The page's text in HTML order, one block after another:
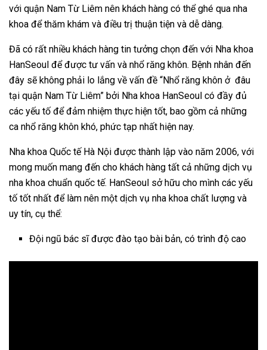
với quận Nam Từ Liêm nên khách hàng có thể ghé qua nha
khoa để thăm khám và điều trị thuận tiện và dễ dàng.
Đã có rất nhiều khách hàng tin tưởng chọn đến với Nha khoa
HanSeoul để được tư vấn và nhổ răng khôn. Bệnh nhân đến
đây sẽ không phải lo lắng về vấn đề “Nhổ răng khôn ở đâu
tại quận Nam Từ Liêm” bởi Nha khoa HanSeoul có đầy đủ
các yếu tố để đảm nhiệm thực hiện tốt, bao gồm cả những
ca nhổ răng khôn khó, phức tạp nhất hiện nay.
Nha khoa Quốc tế Hà Nội được thành lập vào năm 2006, với
mong muốn mang đến cho khách hàng tất cả những dịch vụ
nha khoa chuẩn quốc tế. HanSeoul sở hữu cho mình các yếu
tố tốt nhất để làm nên một dịch vụ nha khoa chất lượng và
uy tín, cụ thể:
Đội ngũ bác sĩ được đào tạo bài bản, có trình độ cao